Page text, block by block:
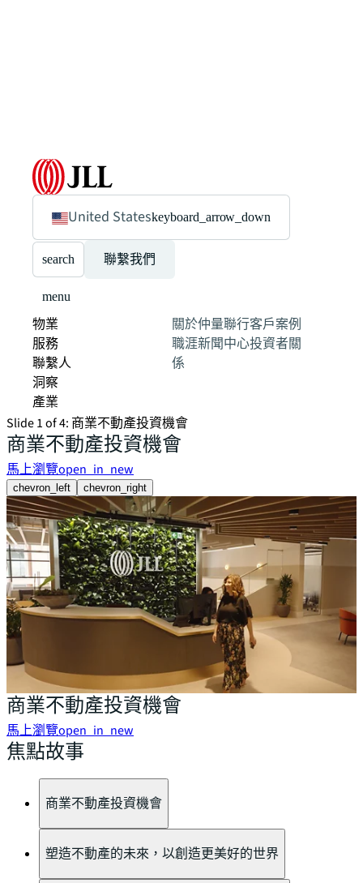
United Stateskeyboard_arrow_down
search 聯繫我們
menu
物業
服務
聯繫人
洞察
產業
關於仲量聯行客戶案例
職涯新聞中心投資者關
係
Slide 1 of 4: 商業不動產投資機會
商業不動產投資機會
馬上瀏覽open_in_new
chevron_left chevron_right
商業不動產投資機會
馬上瀏覽open_in_new
焦點故事
商業不動產投資機會
塑造不動產的未來，以創造更美好的世界